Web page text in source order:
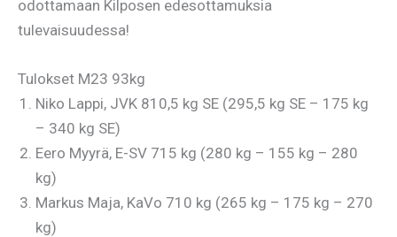
odottamaan Kilposen edesottamuksia
tulevaisuudessa!
Tulokset M23 93kg
Niko Lappi, JVK 810,5 kg SE (295,5 kg SE – 175 kg
– 340 kg SE)
Eero Myyrä, E-SV 715 kg (280 kg – 155 kg – 280
kg)
Markus Maja, KaVo 710 kg (265 kg – 175 kg – 270
kg)